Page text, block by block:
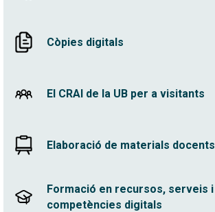
Còpies digitals
El CRAI de la UB per a visitants
Elaboració de materials docents
Formació en recursos, serveis i
competències digitals